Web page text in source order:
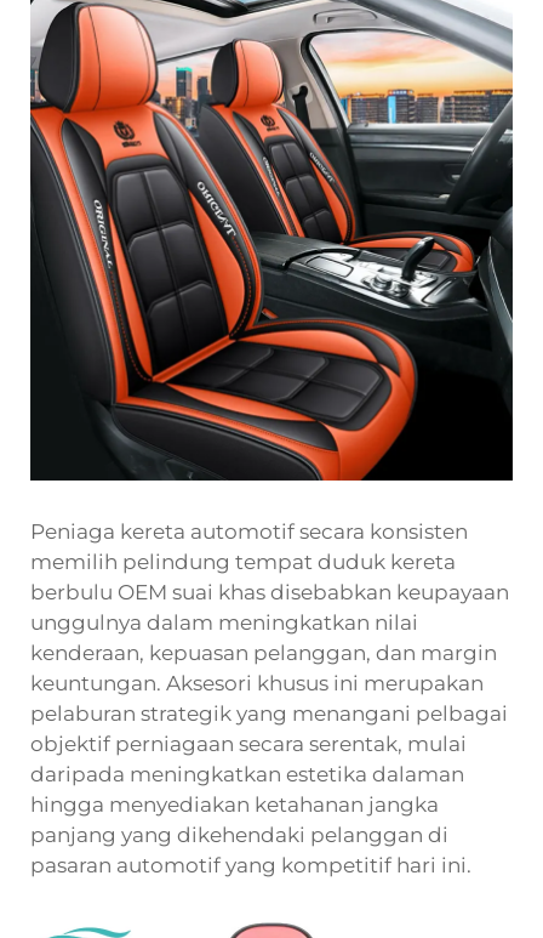
Peniaga kereta automotif secara konsisten
memilih pelindung tempat duduk kereta
berbulu OEM suai khas disebabkan keupayaan
unggulnya dalam meningkatkan nilai
kenderaan, kepuasan pelanggan, dan margin
keuntungan. Aksesori khusus ini merupakan
pelaburan strategik yang menangani pelbagai
objektif perniagaan secara serentak, mulai
daripada meningkatkan estetika dalaman
hingga menyediakan ketahanan jangka
panjang yang dikehendaki pelanggan di
pasaran automotif yang kompetitif hari ini.